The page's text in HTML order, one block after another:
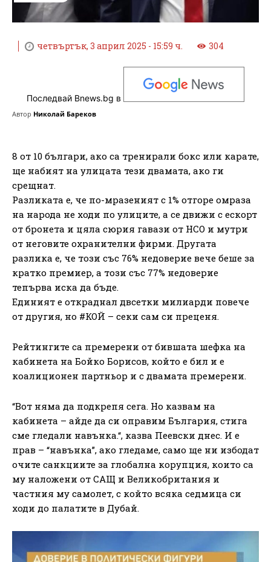
четвъртък, 3 април 2025 - 15:59 ч. 304
Последвай Bnews.bg в
Автор Николай Бареков
8 от 10 българи, ако са тренирали бокс или карате,
ще набият на улицата тези двамата, ако ги
срещнат.
Разликата е, че по-мразеният с 1% отгоре омраза
на народа не ходи по улиците, а се движи с ескорт
от бронета и цяла сюрия гавази от НСО и мутри
от неговите охранителни фирми. Другата
разлика е, че този със 76% недоверие вече беше за
кратко премиер, а този със 77% недоверие
тепърва иска да бъде.
Единият е откраднал двсетки милиарди повече
от другия, но #КОЙ – секи сам си преценя.
Рейтингите са премерени от бившата шефка на
кабинета на Бойко Борисов, който е бил и е
коалиционен партньор и с двамата премерени.
“Вот няма да подкрепя сега. Но казвам на
кабинета – айде да си оправим България, стига
сме гледали навънка.“, казва Пеевски днес. И е
прав – “навънка”, ако гледаме, само ще ни избодат
очите санкциите за глобална корупция, които са
му наложени от САЩ и Великобритания и
частния му самолет, с който всяка седмица си
ходи до палатите в Дубай.